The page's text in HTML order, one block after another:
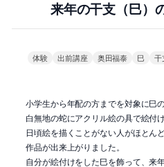
来年の干支（巳）
体験 出前講座 奥田福泰 巳 干
小学生から年配の方までを対象に巳
白無地の蛇にアクリル絵の具で絵付け
日頃絵を描くことがない人がほとん
作品が出来上がりました。
自分が絵付けをした巳を飾って、来